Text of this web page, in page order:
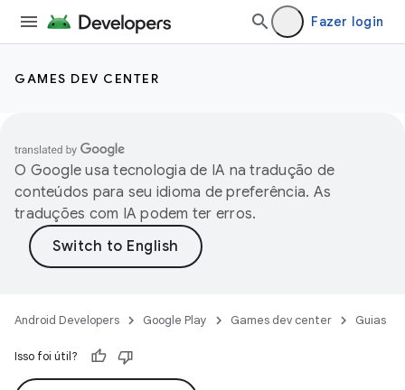
Fazer login
GAMES DEV CENTER
O Google usa tecnologia de IA na tradução de
conteúdos para seu idioma de preferência. As
traduções com IA podem ter erros.
Android Developers Google Play Games dev center Guias
Isso foi útil?